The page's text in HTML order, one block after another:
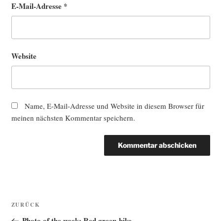
E-Mail-Adresse *
Website
Name, E-Mail-Adresse und Website in diesem Browser für
meinen nächsten Kommentar speichern.
Beitragsnavigation
Vorheriger
Beitrag
ZURÜCK